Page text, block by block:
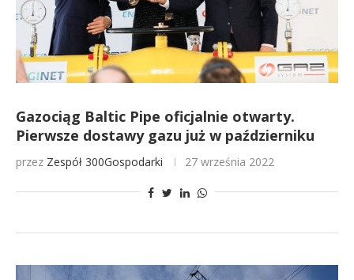
Gazociąg Baltic Pipe oficjalnie otwarty.
Pierwsze dostawy gazu już w październiku
przez Zespół 300Gospodarki 27 września 2022